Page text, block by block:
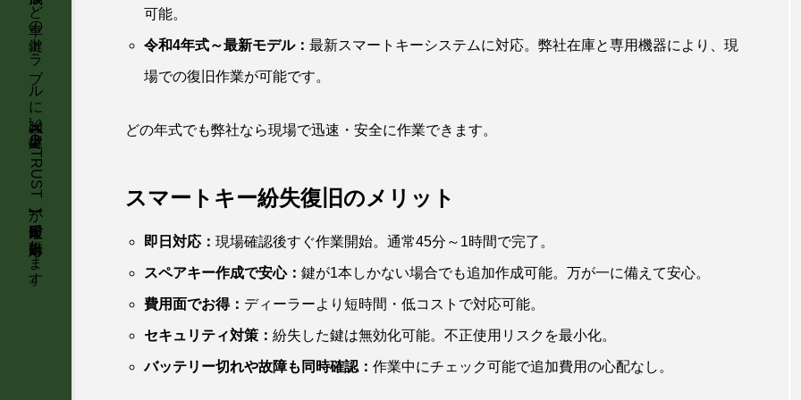
可能。
令和4年式～最新モデル： 最新スマートキーシステムに対応。弊社在庫と専用機器により、現
場での復旧作業が可能です。
どの年式でも弊社なら現場で迅速・安全に作業できます。
スマートキー紛失復旧のメリット
即日対応： 現場確認後すぐ作業開始。通常45分～1時間で完了。
スペアキー作成で安心： 鍵が1本しかない場合でも追加作成可能。万が一に備えて安心。
費用面でお得： ディーラーより短時間・低コストで対応可能。
セキュリティ対策： 紛失した鍵は無効化可能。不正使用リスクを最小化。
バッテリー切れや故障も同時確認： 作業中にチェック可能で追加費用の心配なし。